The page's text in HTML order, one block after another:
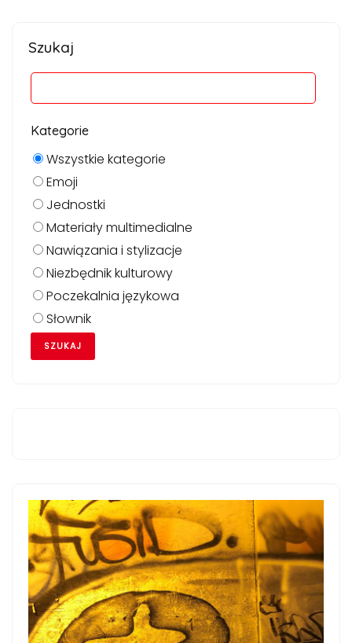
Szukaj
Kategorie
Wszystkie kategorie
Emoji
Jednostki
Materiały multimedialne
Nawiązania i stylizacje
Niezbędnik kulturowy
Poczekalnia językowa
Słownik